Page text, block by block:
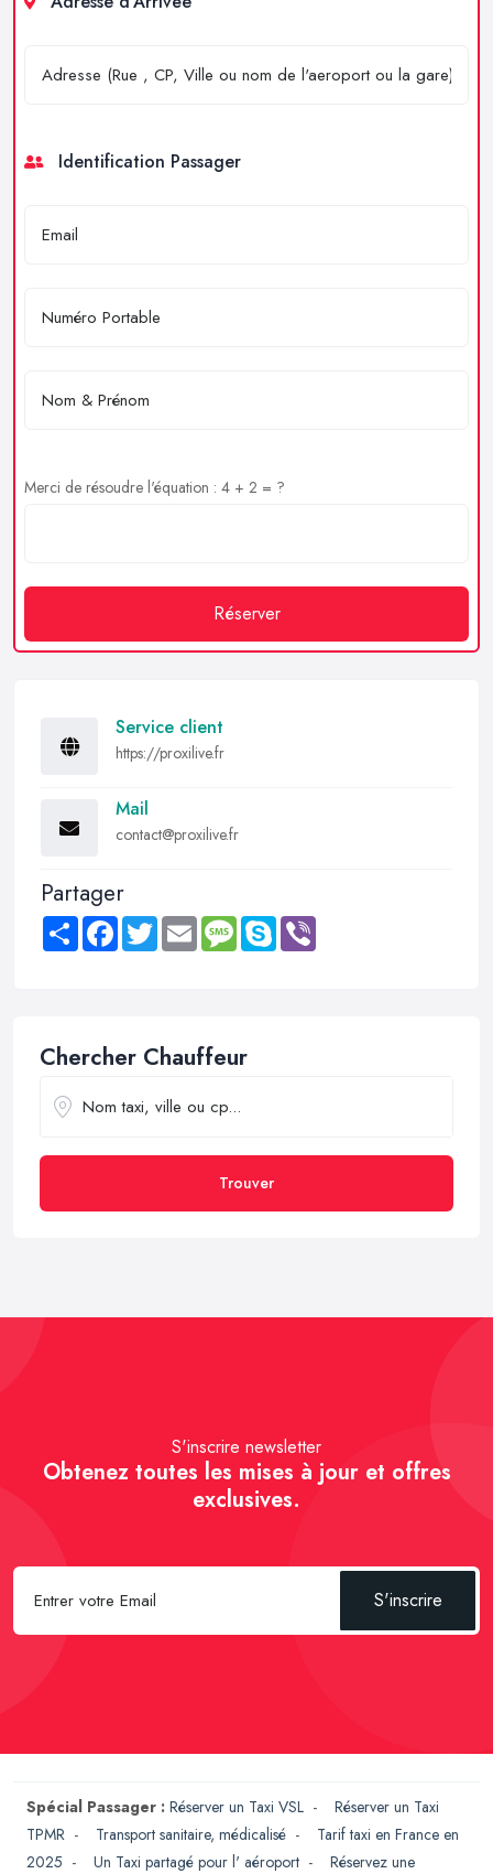
Identification Passager
Merci de résoudre l'équation : 4 + 2 = ?
Réserver
Service client
https://proxilive.fr
Mail
contact@proxilive.fr
Partager
Share FacebookTwitter Email MessageSkype
Chercher Chauffeur
Trouver
S'inscrire newsletter
Obtenez toutes les mises à jour et offres
exclusives.
S'inscrire
Spécial Passager : Réserver un Taxi VSL - Réserver un Taxi
TPMR - Transport sanitaire, médicalisé - Tarif taxi en France en
2025 - Un Taxi partagé pour l' aéroport - Réservez une